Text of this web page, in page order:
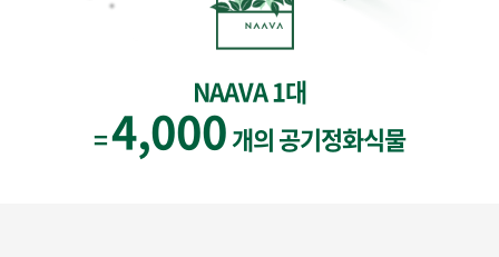
NAAVA 1대
=4,000개의 공기정화식물